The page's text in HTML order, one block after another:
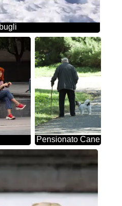
Pensionato Cane